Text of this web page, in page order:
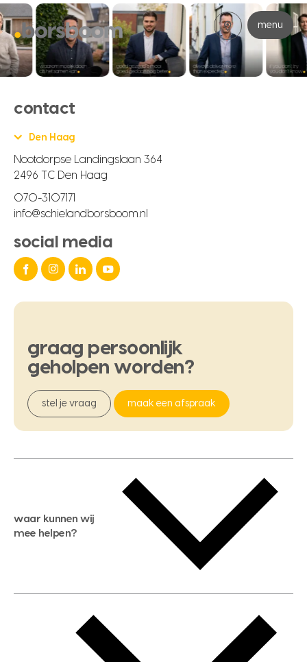
menu
contact
Den Haag
Nootdorpse Landingslaan 364
2496 TC Den Haag
070-3107171
info@schielandborsboom.nl
social media
graag persoonlijk
geholpen worden?
stel je vraag maak een afspraak
waar kunnen wij
mee helpen?
gratis zoekservice
huis verkopen